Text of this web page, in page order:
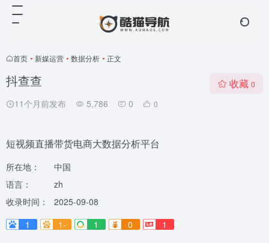
首页 • 新媒运营 • 数据分析 • 正文
抖查查
11个月前发布 5,786 0 0
收藏 0
短视频直播带货电商大数据分析平台
所在地：
中国
语言：
zh
收录时间：
2025-09-08
1
1- 1 0 1